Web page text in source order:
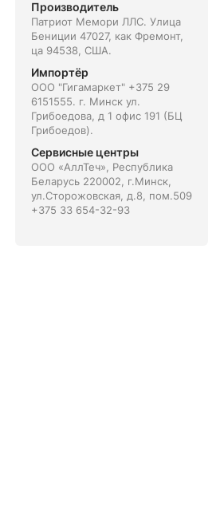
Производитель
Патриот Мемори ЛЛС. Улица
Бениции 47027, как Фремонт,
ца 94538, США.
Импортёр
ООО "Гигамаркет" +375 29
6151555. г. Минск ул.
Грибоедова, д 1 офис 191 (БЦ
Грибоедов).
Сервисные центры
ООО «АллТеч», Республика
Беларусь 220002, г.Минск,
ул.Сторожовская, д.8, пом.509
+375 33 654-32-93